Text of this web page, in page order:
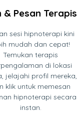
& Pesan Terapis
sesi hipnoterapi kini
mudah dan cepat!
Temukan terapis
di lokasi
jelajahi profil mereka,
klik untuk memesan
hipnoterapi secara
instan.